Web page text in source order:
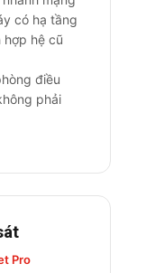
có hạ tầng
hợp hệ cũ
điều
phải
Pro